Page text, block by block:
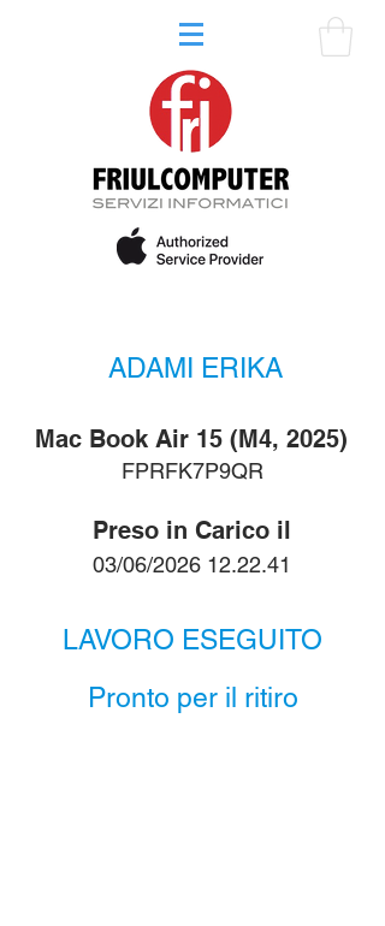
ADAMI ERIKA
FPRFK7P9QR
Mac Book Air 15 (M4, 2025)
Preso in Carico il
03/06/2026 12.22.41
LAVORO ESEGUITO
Pronto per il ritiro